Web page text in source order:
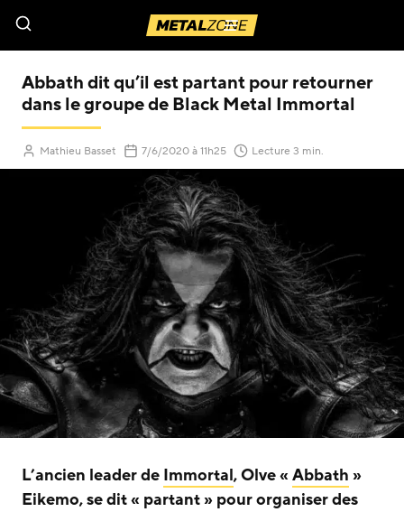
Menu
Abbath dit qu’il est partant pour retourner
dans le groupe de Black Metal Immortal
Mathieu Basset 7/6/2020(Mis à jour le )
à 11h25 Lecture 3 min.
L’ancien leader de Immortal, Olve « Abbath »
Eikemo, se dit « partant » pour organiser des